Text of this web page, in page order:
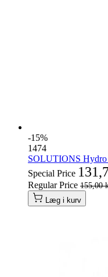
-15%
1474
SOLUTIONS Hydro
Special Price
Regular Price 155,00
Læg i kurv